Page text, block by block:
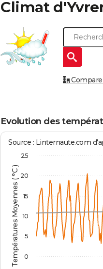
Climat d'
Evolution des
Températures Moyennes ( °C )
Source : Linternaute.com
0
5
10
15
20
25